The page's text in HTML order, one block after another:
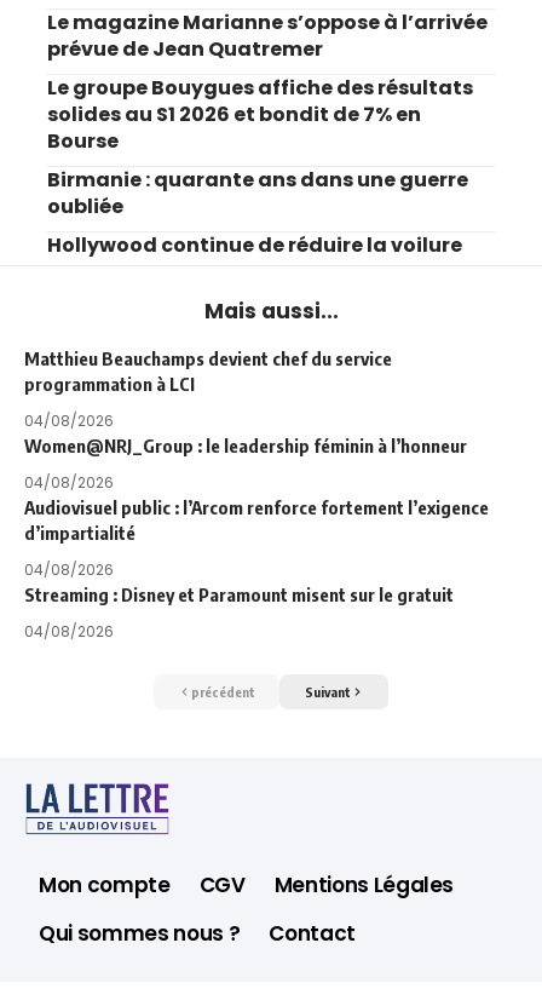
Le magazine Marianne s’oppose à l’arrivée
prévue de Jean Quatremer
Le groupe Bouygues affiche des résultats
solides au S1 2026 et bondit de 7% en
Bourse
Birmanie : quarante ans dans une guerre
oubliée
Hollywood continue de réduire la voilure
Mais aussi...
Matthieu Beauchamps devient chef du service
programmation à LCI
04/08/2026
Women@NRJ_Group : le leadership féminin à l’honneur
04/08/2026
Audiovisuel public : l’Arcom renforce fortement l’exigence
d’impartialité
04/08/2026
Streaming : Disney et Paramount misent sur le gratuit
04/08/2026
précédent Suivant
Mon compte CGV
Mentions Légales
Qui sommes nous ?
Contact